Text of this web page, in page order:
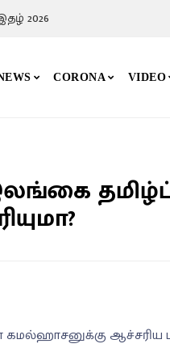
2026
CORONA VIDEO
இலங்கை
ஆச்சரிய